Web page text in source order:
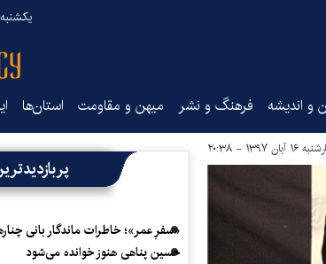
یکشنبه ۱۸ مرداد
و اندیشه فرهنگ و نشر میهن و مقاومت استان‌ها
آبان ۱۳۹۷ - ۲۰:۳۸
«سفرِ عمر»؛ خاطرات ماندگار بانی
حسین پناهی هنوز خوانده می‌شود